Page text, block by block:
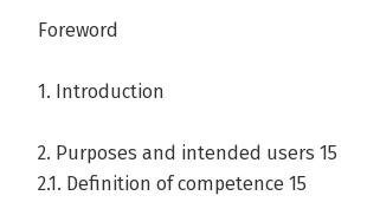
Foreword
1. Introduction
2. Purposes and intended users 15
2.1. Definition of competence 15